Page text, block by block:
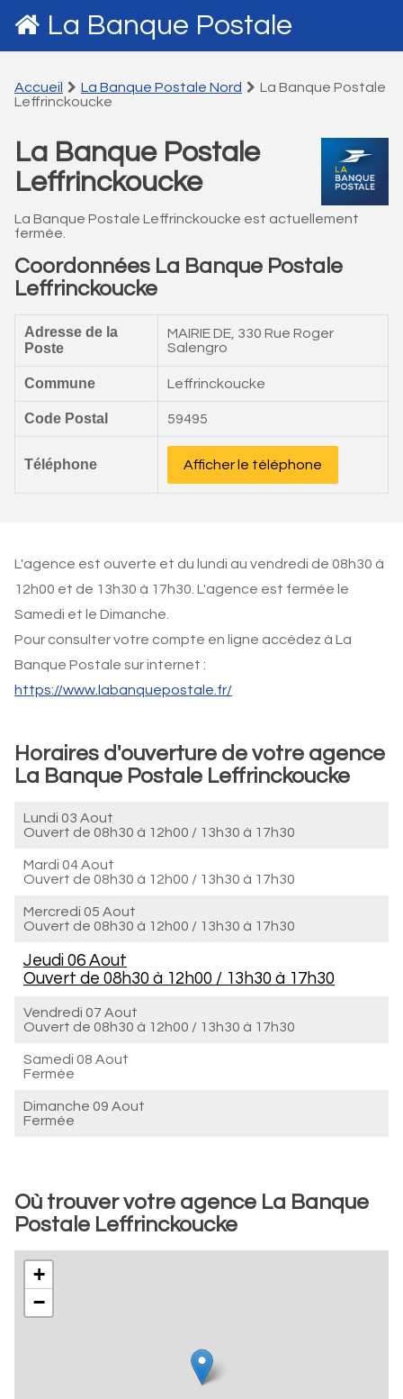
La Banque Postale
Accueil La Banque Postale Nord
La Banque Postale
Leffrinckoucke
La Banque Postale
Leffrinckoucke
La Banque Postale Leffrinckoucke est actuellement
fermée.
Coordonnées La Banque Postale
Leffrinckoucke
Adresse de la
Poste
MAIRIE DE, 330 Rue Roger
Salengro
Commune Leffrinckoucke
Code Postal 59495
Téléphone Afficher le téléphone
L'agence est ouverte et du lundi au vendredi de 08h30 à
12h00 et de 13h30 à 17h30. L'agence est fermée le
Samedi et le Dimanche.
Pour consulter votre compte en ligne accédez à La
Banque Postale sur internet :
https://www.labanquepostale.fr/
Horaires d'ouverture de votre agence
La Banque Postale Leffrinckoucke
Lundi 03 Aout
Ouvert de 08h30 à 12h00 / 13h30 à 17h30
Mardi 04 Aout
Ouvert de 08h30 à 12h00 / 13h30 à 17h30
Mercredi 05 Aout
Ouvert de 08h30 à 12h00 / 13h30 à 17h30
Jeudi 06 Aout
Ouvert de 08h30 à 12h00 / 13h30 à 17h30
Vendredi 07 Aout
Ouvert de 08h30 à 12h00 / 13h30 à 17h30
Samedi 08 Aout
Fermée
Dimanche 09 Aout
Fermée
Où trouver votre agence La Banque
Postale Leffrinckoucke
+
−